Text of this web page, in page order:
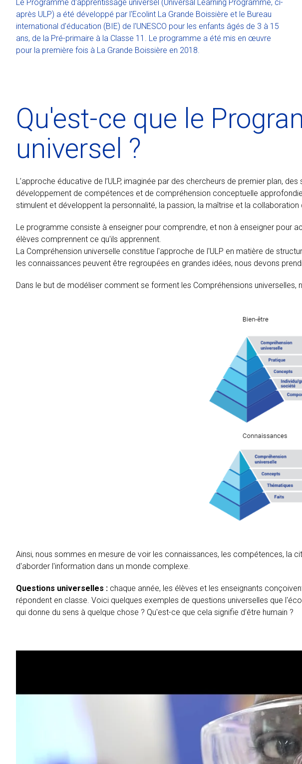
Le Programme d'apprentissage universel (Universal Learning Programme, ci-
après ULP) a été développé par l'Ecolint La Grande Boissière et le Bureau
international d'éducation (BIE) de l'UNESCO pour les enfants âgés de 3 à 15
ans, de la Pré-primaire à la Classe 11. Le programme a été mis en œuvre
pour la première fois à La Grande Boissière en 2018.
Qu'est-ce que le
universel ?
L’approche éducative de l’ULP, imaginée par des chercheurs de premier plan,
développement de compétences et de compréhension conceptuelle
stimulent et développent la personnalité, la passion, la maîtrise et la collaboration
Le programme consiste à enseigner pour comprendre, et non à enseigner pour
élèves comprennent ce qu'ils apprennent.
La Compréhension universelle constitue l'approche de l'ULP en matière de
les connaissances peuvent être regroupées en grandes idées, nous devons
Dans le but de modéliser comment se forment les Compréhensions
Ainsi, nous sommes en mesure de voir les connaissances, les compétences, la
d'aborder l'information dans un monde complexe.
Questions universelles : chaque année, les élèves et les enseignants
répondent en classe. Voici quelques exemples de questions universelles que
qui donne du sens à quelque chose ? Qu'est-ce que cela signifie d'être humain ?